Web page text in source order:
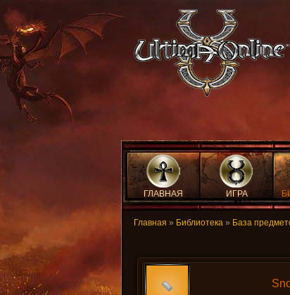
ГЛАВНАЯ ИГРА
Главная » Библиотека » База